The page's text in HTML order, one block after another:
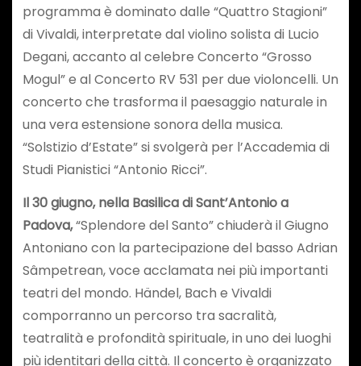
programma è dominato dalle “Quattro Stagioni”
di Vivaldi, interpretate dal violino solista di Lucio
Degani, accanto al celebre Concerto “Grosso
Mogul” e al Concerto RV 531 per due violoncelli. Un
concerto che trasforma il paesaggio naturale in
una vera estensione sonora della musica.
“Solstizio d’Estate” si svolgerà per l’Accademia di
Studi Pianistici “Antonio Ricci”.
Il 30 giugno, nella Basilica di Sant’Antonio a
Padova,“Splendore del Santo” chiuderà il Giugno
Antoniano con la partecipazione del basso Adrian
Sâmpetrean, voce acclamata nei più importanti
teatri del mondo. Händel, Bach e Vivaldi
comporranno un percorso tra sacralità,
teatralità e profondità spirituale, in uno dei luoghi
più identitari della città. Il concerto è organizzato